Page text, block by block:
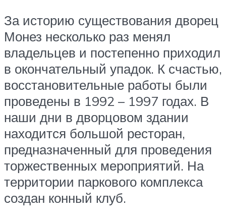
За историю существования дворец
Монез несколько раз менял
владельцев и постепенно приходил
в окончательный упадок. К счастью,
восстановительные работы были
проведены в 1992 – 1997 годах. В
наши дни в дворцовом здании
находится большой ресторан,
предназначенный для проведения
торжественных мероприятий. На
территории паркового комплекса
создан конный клуб.